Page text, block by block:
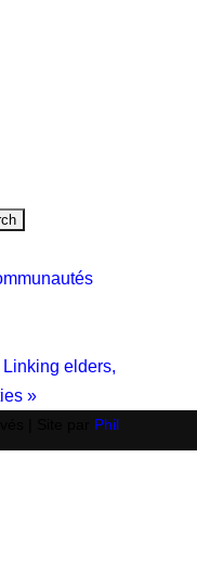
elders,
»
Phil